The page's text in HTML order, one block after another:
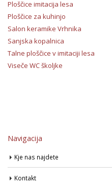
Ploščice imitacija lesa
Ploščice za kuhinjo
Salon keramike Vrhnika
Sanjska kopalnica
Talne ploščice v imitaciji lesa
Viseče WC školjke
Navigacija
Kje nas najdete
Kontakt